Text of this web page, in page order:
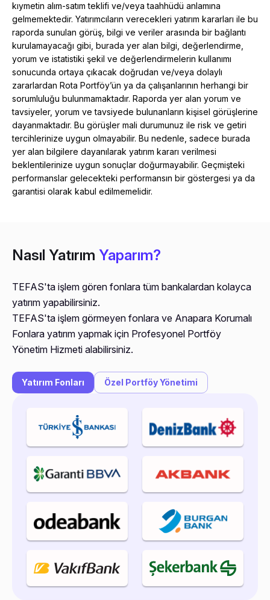
kıymetin alım-satım teklifi ve/veya taahhüdü anlamına
gelmemektedir. Yatırımcıların verecekleri yatırım kararları ile bu
raporda sunulan görüş, bilgi ve veriler arasında bir bağlantı
kurulamayacağı gibi, burada yer alan bilgi, değerlendirme,
yorum ve istatistiki şekil ve değerlendirmelerin kullanımı
sonucunda ortaya çıkacak doğrudan ve/veya dolaylı
zararlardan Rota Portföy’ün ya da çalışanlarının herhangi bir
sorumluluğu bulunmamaktadır. Raporda yer alan yorum ve
tavsiyeler, yorum ve tavsiyede bulunanların kişisel görüşlerine
dayanmaktadır. Bu görüşler mali durumunuz ile risk ve getiri
tercihlerinize uygun olmayabilir. Bu nedenle, sadece burada
yer alan bilgilere dayanılarak yatırım kararı verilmesi
beklentilerinize uygun sonuçlar doğurmayabilir. Geçmişteki
performanslar gelecekteki performansın bir göstergesi ya da
garantisi olarak kabul edilmemelidir.
Nasıl Yatırım Yaparım?
TEFAS'ta işlem gören fonlara tüm bankalardan kolayca
yatırım yapabilirsiniz.
TEFAS'ta işlem görmeyen fonlara ve Anapara Korumalı
Fonlara yatırım yapmak için Profesyonel Portföy
Yönetim Hizmeti alabilirsiniz.
Yatırım Fonları Özel Portföy Yönetimi